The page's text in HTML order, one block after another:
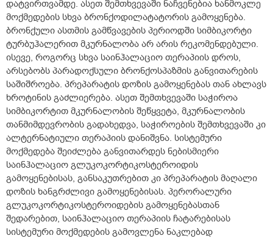
დატვირთვამდე. ასეთ შემთხვევაში ნაჩვენებია ხანმოკლე
მოქმედების სხვა ბრონქოდილატატორის გამოყენება.
ბრონქული ასთმის გამწვავების პერიოდში სიმბიკორტი
ტურბუჰალერით მკურნალობა არ არის რეკომენდებული.
ისევე, როგორც სხვა საინჰალაციო თერაპიის დროს,
არსებობს პარადოქსული ბრონქოსპაზმის განვითარების
საშიშროება. პრეპარატის დოზის გამოყენებას თან ახლავს
ხროტინის გაძლიერება. ასეთ შემთხვევაში საჭიროა
სიმბიკორტით მკურნალობის შეწყვეტა, მკურნალობის
თანმიმდევრობის გადახედვა, საჭიროების შემთხვევაში კი
ალტერნატიული თერაპიის დანიშვნა. სისტემური
მოქმედება შეიძლება განვითარდეს ნებისმიერი
საინჰალაციო გლუკოკორტიკოსტეროიდის
გამოყენებისას, განსაკუთრებით კი პრეპარატის მაღალი
დოზის ხანგრძლივი გამოყენებისას. პერორალური
გლუკოკორტიკოსტეროიდების გამოყენებასთან
შედარებით, საინჰალაციო თერაპიის ჩატარებისას
სისტემური მოქმედების გამოვლენა ნაკლებად